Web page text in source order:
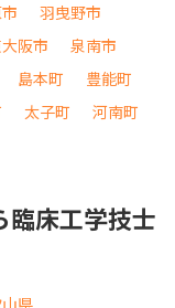
羽曳野市
阪市
泉南市
島本町
豊能町
太子町
河南町
臨床工学技士